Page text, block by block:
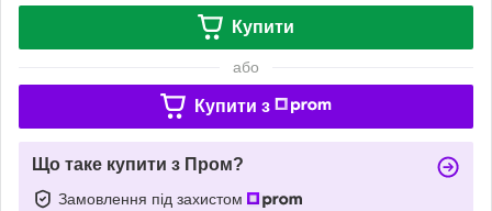
Купити
або
Купити з
Що таке купити з Пром?
Замовлення під захистом